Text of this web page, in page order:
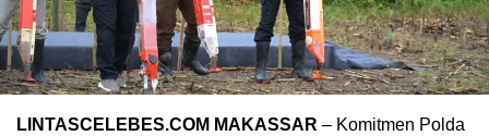
LINTASCELEBES.COM MAKASSAR – Komitmen Polda